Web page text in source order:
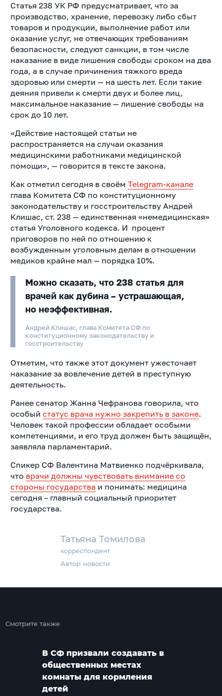
Татьяна Томилова
корреспондент
Автор новости
Статья 238 УК РФ предусматривает, что за
производство, хранение, перевозку либо сбыт
товаров и продукции, выполнение работ или
оказание услуг, не отвечающих требованиям
безопасности, следуют санкции, в том числе
наказание в виде лишения свободы сроком на два
года, а в случае причинения тяжкого вреда
здоровью или смерти — на шесть лет. Если такие
деяния привели к смерти двух и более лиц,
максимальное наказание — лишение свободы на
срок до 10 лет.
«Действие настоящей статьи не
распространяется на случаи оказания
медицинскими работниками медицинской
помощи», — говорится в тексте закона.
Как отметил сегодня в своём Telegram-канале
глава Комитета СФ по конституционному
законодательству и госстроительству Андрей
Клишас, ст. 238 — единственная «немедицинская»
статья Уголовного кодекса. И процент
приговоров по ней по отношению к
возбужденным уголовным делам в отношении
медиков крайне мал — порядка 10%.
Можно сказать, что 238 статья для
врачей как дубина – устрашающая,
но неэффективная.
Андрей Клишас, глава Комитета СФ по
конституционному законодательству и
госстроительству
Отметим, что также этот документ ужесточает
наказание за вовлечение детей в преступную
деятельность.
Ранее сенатор Жанна Чефранова говорила, что
особый статус врача нужно закрепить в законе.
Человек такой профессии обладает особыми
компетенциями, и его труд должен быть защищён,
заявляла парламентарий.
Спикер СФ Валентина Матвиенко подчёркивала,
что врачи должны чувствовать внимание со
стороны государства и понимать: медицина
сегодня – главный социальный приоритет
государства.
Смотрите также
В СФ призвали создавать в
общественных местах
комнаты для кормления
детей